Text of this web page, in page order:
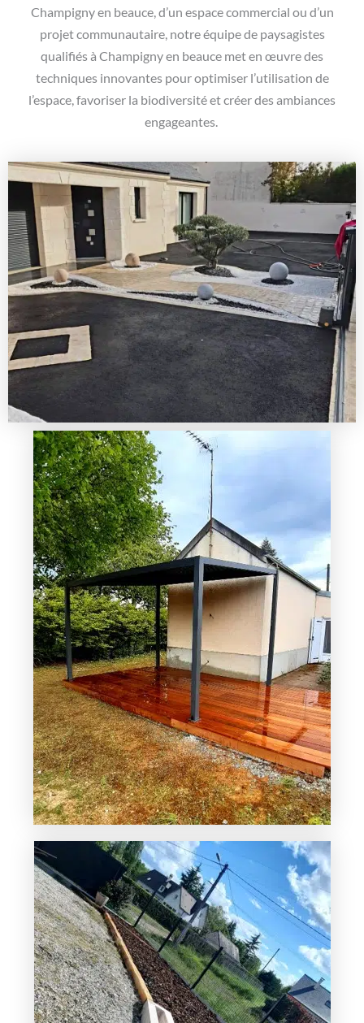
Champigny en beauce, d’un espace commercial ou d’un
projet communautaire, notre équipe de paysagistes
qualifiés à Champigny en beauce met en œuvre des
techniques innovantes pour optimiser l’utilisation de
l’espace, favoriser la biodiversité et créer des ambiances
engageantes.